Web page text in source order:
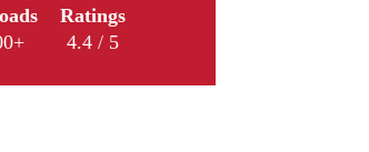
Ratings
4.4 / 5